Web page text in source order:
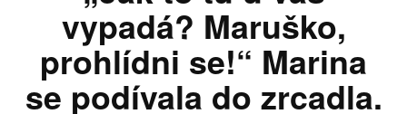
vypadá? Maruško,
prohlídni se!“ Marina
se podívala do zrcadla.